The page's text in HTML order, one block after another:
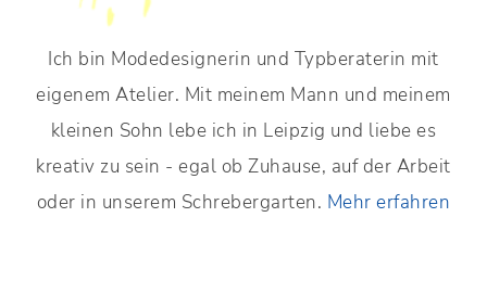
Ich bin Modedesignerin und Typberaterin mit
eigenem Atelier. Mit meinem Mann und meinem
kleinen Sohn lebe ich in Leipzig und liebe es
kreativ zu sein - egal ob Zuhause, auf der Arbeit
oder in unserem Schrebergarten. Mehr erfahren